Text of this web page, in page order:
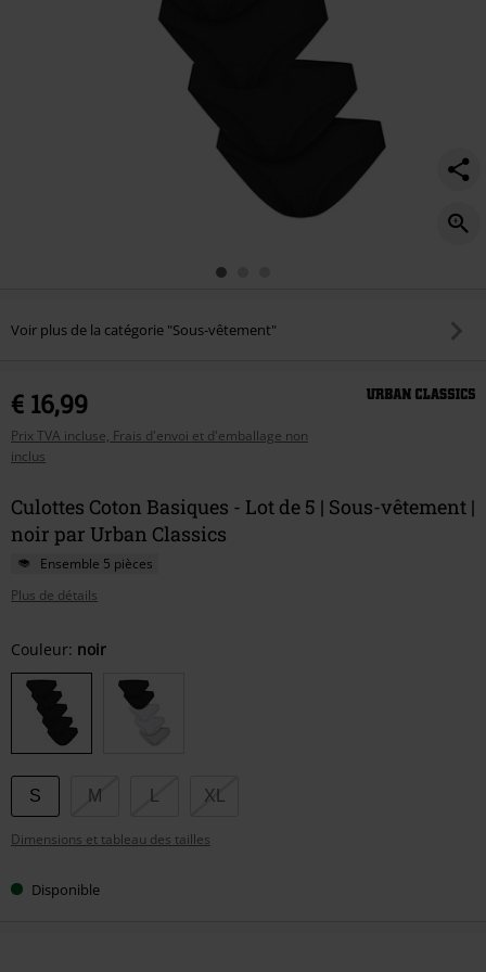
Voir plus de la catégorie "Sous-vêtement"
€ 16,99
Prix TVA incluse, Frais d'envoi et d'emballage non
inclus
Culottes Coton Basiques - Lot de 5 | Sous-vêtement |
noir par Urban Classics
Ensemble 5 pièces
Plus de détails
Choisissez
votre
taille
Couleur: noir
S M XL
Dimensions et tableau des tailles
Disponible